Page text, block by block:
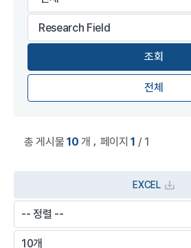
전체
총 게시물10 개 페이지1 / 1
EXCEL